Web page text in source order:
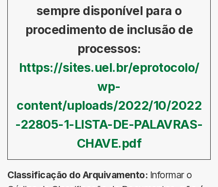
sempre disponível para o
procedimento de inclusão de
processos:
https://sites.uel.br/eprotocolo/
wp-
content/uploads/2022/10/2022
-22805-1-LISTA-DE-PALAVRAS-
CHAVE.pdf
Classificação do Arquivamento: Informar o